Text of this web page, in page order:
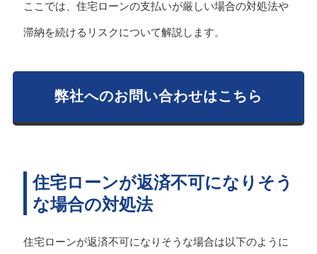
ここでは、住宅ローンの支払いが厳しい場合の対処法や
滞納を続けるリスクについて解説します。
弊社へのお問い合わせはこちら
住宅ローンが返済不可になりそう
な場合の対処法
住宅ローンが返済不可になりそうな場合は以下のように